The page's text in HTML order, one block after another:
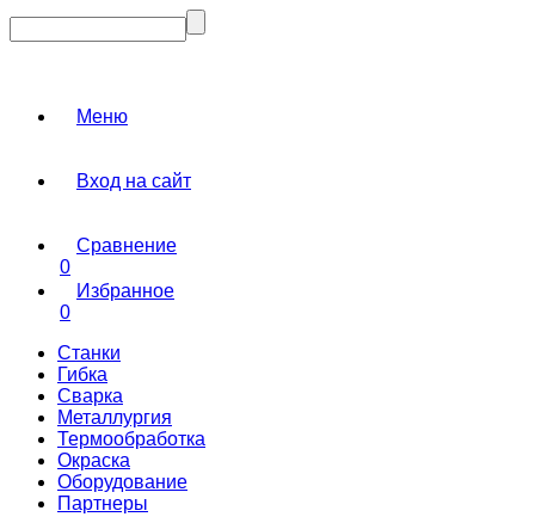
Меню
Вход на сайт
Сравнение
0
Избранное
0
Станки
Гибка
Сварка
Металлургия
Термообработка
Окраска
Оборудование
Партнеры